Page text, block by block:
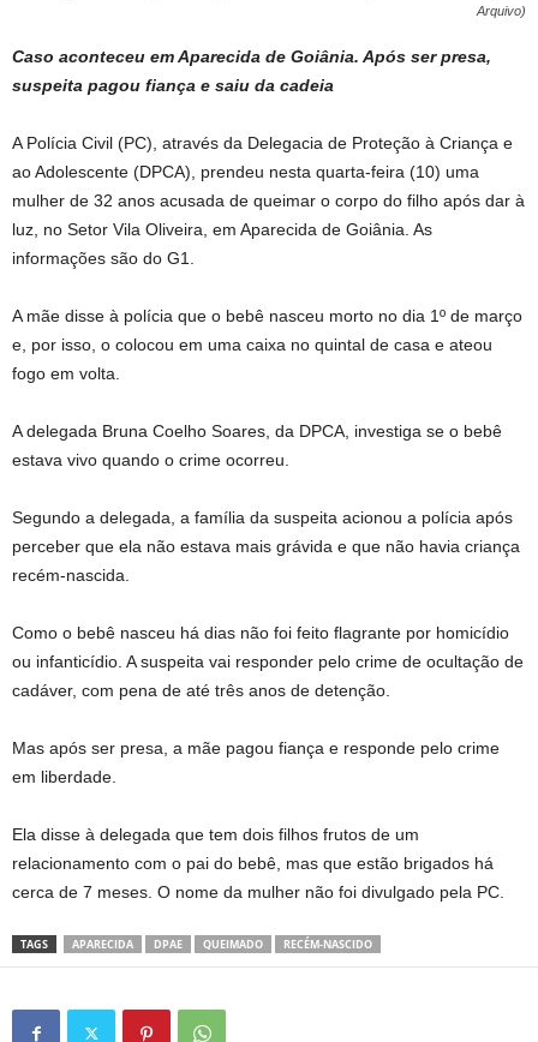
Arquivo)
Caso aconteceu em Aparecida de Goiânia. Após ser presa,
suspeita pagou fiança e saiu da cadeia
A Polícia Civil (PC), através da Delegacia de Proteção à Criança e
ao Adolescente (DPCA), prendeu nesta quarta-feira (10) uma
mulher de 32 anos acusada de queimar o corpo do filho após dar à
luz, no Setor Vila Oliveira, em Aparecida de Goiânia. As
informações são do G1.
A mãe disse à polícia que o bebê nasceu morto no dia 1º de março
e, por isso, o colocou em uma caixa no quintal de casa e ateou
fogo em volta.
A delegada Bruna Coelho Soares, da DPCA, investiga se o bebê
estava vivo quando o crime ocorreu.
Segundo a delegada, a família da suspeita acionou a polícia após
perceber que ela não estava mais grávida e que não havia criança
recém-nascida.
Como o bebê nasceu há dias não foi feito flagrante por homicídio
ou infanticídio. A suspeita vai responder pelo crime de ocultação de
cadáver, com pena de até três anos de detenção.
Mas após ser presa, a mãe pagou fiança e responde pelo crime
em liberdade.
Ela disse à delegada que tem dois filhos frutos de um
relacionamento com o pai do bebê, mas que estão brigados há
cerca de 7 meses. O nome da mulher não foi divulgado pela PC.
TAGS APARECIDA DPAE QUEIMADO RECÉM-NASCIDO